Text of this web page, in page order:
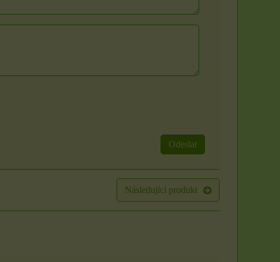
Odeslat
Následující produkt
7 cm
Organzové sáčky najdou
výběru
vanilky. Sami si zvolte
barvu a vůni z...
85 Kč